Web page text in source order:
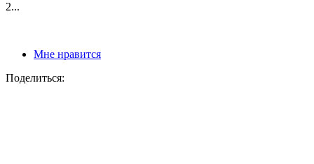
2...
Мне нравится
Поделиться: